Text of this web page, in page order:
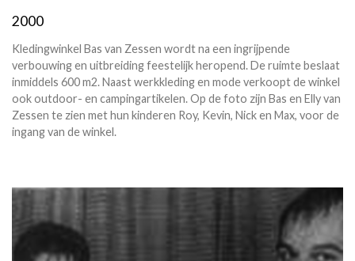
2000
Kledingwinkel Bas van Zessen wordt na een ingrijpende
verbouwing en uitbreiding feestelijk heropend. De ruimte beslaat
inmiddels 600 m2. Naast werkkleding en mode verkoopt de winkel
ook outdoor- en campingartikelen. Op de foto zijn Bas en Elly van
Zessen te zien met hun kinderen Roy, Kevin, Nick en Max, voor de
ingang van de winkel.